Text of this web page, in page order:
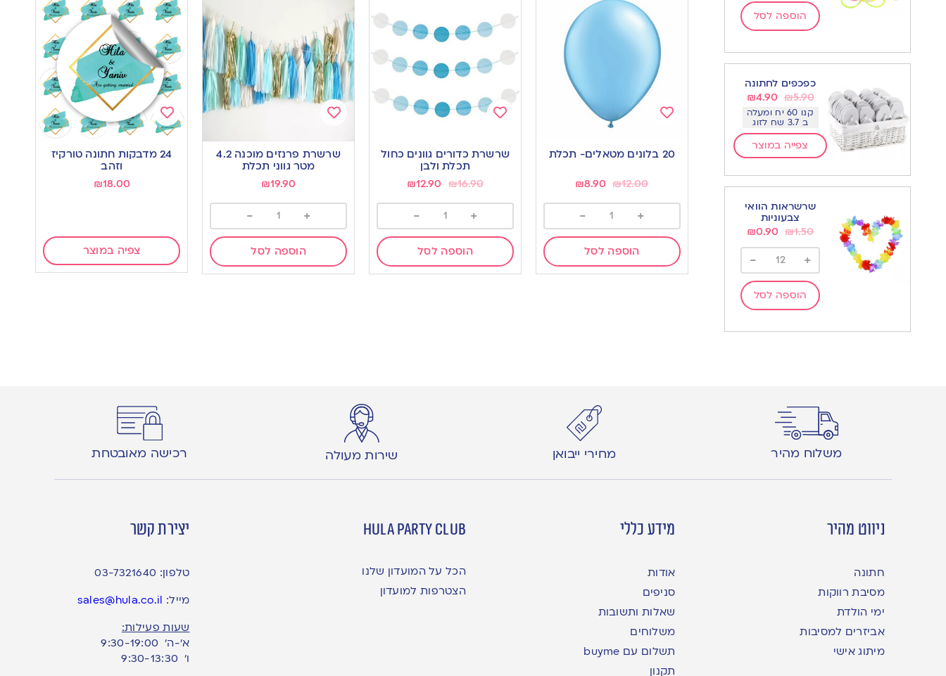
הוספה לסל
כפכפים לחתונה
₪5.90
₪4.90
קנו 60 יח ומעלה
ב 3.7 שח לזוג
צפייה במוצר
שרשראות הוואי
צבעוניות
₪1.50
₪0.90
+
-
הוספה לסל
to
wishlist
20 בלונים מטאלים- תכלת
₪12.00
₪8.90
+
-
הוספה לסל
to
wishlist
שרשרת כדורים גוונים כחול
תכלת ולבן
₪16.90
₪12.90
+
-
הוספה לסל
to
wishlist
שרשרת פרנזים מוכנה 4.2
מטר גווני תכלת
₪19.90
+
-
הוספה לסל
Add
to
wishlist
24 מדבקות חתונה טורקיז
וזהב
₪18.00
צפיה במוצר
משלוח מהיר מחירי ייבואן שירות מעולה רכישה מאובטחת
ניווט מהיר
חתונה
מסיבת רווקות
ימי הולדת
אביזרים למסיבות
מיתוג אישי
מידע כללי
אודות
סניפים
שאלות ותשובות
משלוחים
תשלום עם buyme
תקנון
hula party club
הכל על המועדון שלנו
הצטרפות למועדון
יצירת קשר
טלפון: 03-7321640
מייל: sales@hula.co.il
שעות פעילות:
א’-ה’ 9:30-19:00
ו׳ 9:30-13:30